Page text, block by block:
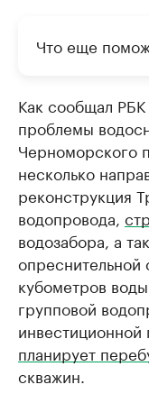
Что еще
Как сообщал
проблемы
Черноморского
несколько
реконструкция
водопровода,
водозабора, а
опреснительной
кубометров
групповой
планирует
скважин.